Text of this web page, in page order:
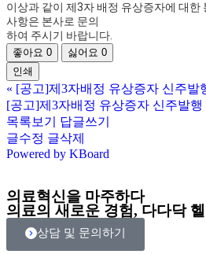
이상과 같이 제3자 배정 유상증자에 대한
사항은 본사로 문의
하여 주시기 바랍니다.
좋아요 0 싫어요 0
인쇄
« [공고]제3자배정 유상증자 신주발
[공고]제3자배정 유상증자 신주발
목록보기
답글쓰기
글수정 글삭제
Powered by KBoard
의료혁신을 마주하다
의료의 새로운 경험, 다다닥
상담 및 문의하기